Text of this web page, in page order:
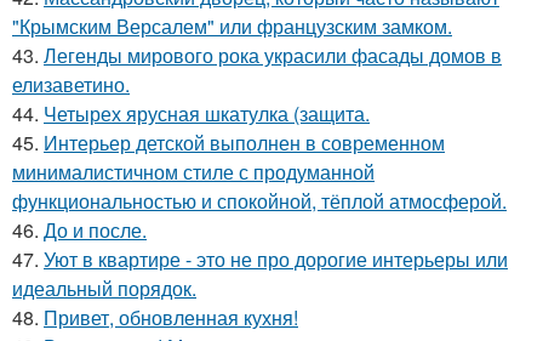
"Крымским Версалем" или французским замком.
43. Легенды мирового рока украсили фасады домов в
елизаветино.
44. Четырех ярусная шкатулка (защита.
45. Интерьер детской выполнен в современном
минималистичном стиле с продуманной
функциональностью и спокойной, тёплой атмосферой.
46. До и после.
47. Уют в квартире - это не про дорогие интерьеры или
идеальный порядок.
48. Привет, обновленная кухня!